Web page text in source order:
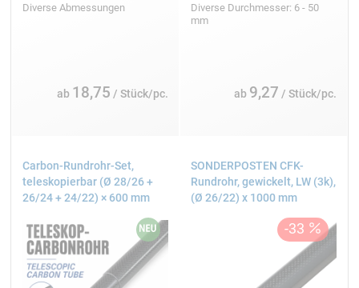
Diverse Abmessungen
ab 18,75 / Stück/pc.
Diverse Durchmesser: 6 - 50
mm
ab 9,27 / Stück/pc.
Carbon-Rundrohr-Set,
teleskopierbar (Ø 28/26 +
26/24 + 24/22) × 600 mm
SONDERPOSTEN CFK-
Rundrohr, gewickelt, LW (3k),
(Ø 26/22) x 1000 mm